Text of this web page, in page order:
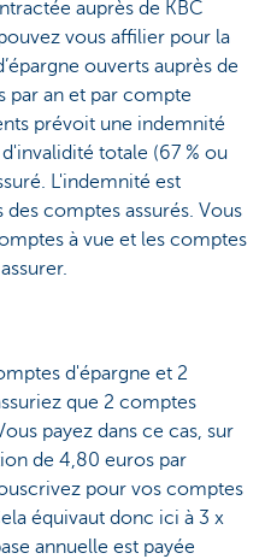
auprès de KBC
vous affilier pour la
ouverts auprès de
par an et par compte
prévoit une indemnité
totale (67 % ou
L'indemnité est
comptes assurés. Vous
à vue et les comptes
d'épargne et 2
que 2 comptes
payez dans ce cas, sur
de 4,80 euros par
pour vos comptes
équivaut donc ici à 3 x
annuelle est payée